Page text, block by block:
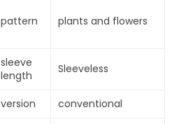
pattern plants and flowers
sleeve
length
Sleeveless
version conventional